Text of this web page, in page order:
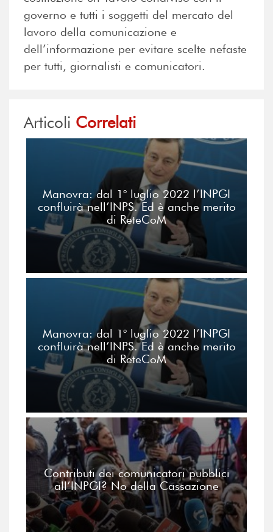
governo e tutti i soggetti del mercato del
lavoro della comunicazione e
dell’informazione per evitare scelte nefaste
per tutti, giornalisti e comunicatori.
Articoli Correlati
Manovra: dal 1° luglio 2022 l’INPGI
confluirà nell’INPS. Ed è anche merito
di ReteCoM
Manovra: dal 1° luglio 2022 l’INPGI
confluirà nell’INPS. Ed è anche merito
di ReteCoM
Contributi dei comunicatori pubblici
all’INPGI? No della Cassazione